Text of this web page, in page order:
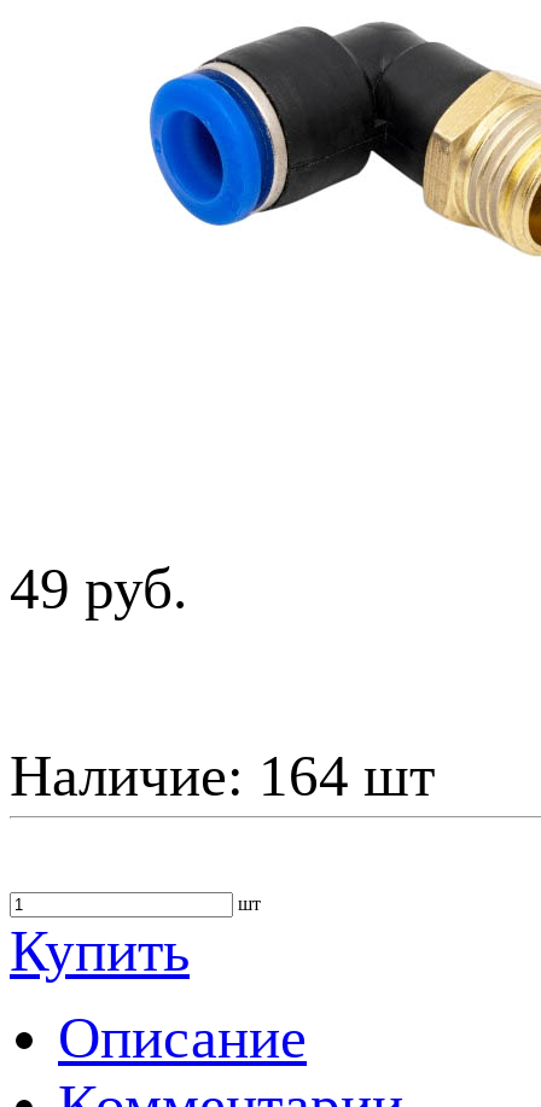
49 руб.
Наличие: 164 шт
шт
Купить
Описание